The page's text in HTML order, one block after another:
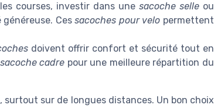
courses, investir dans unesacoche selle ou
généreuse. Cessacoches pour velo permettent
doivent offrir confort et sécurité tout en
sacoche cadre pour une meilleure répartition du
surtout sur de longues distances. Un bon choix